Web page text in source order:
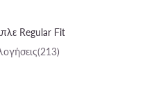
Regular Fit
1 έως 5(213)